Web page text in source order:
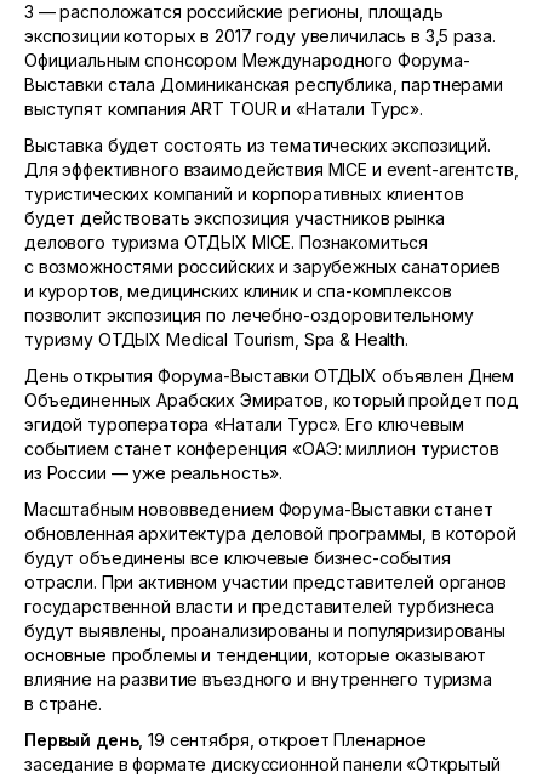
3 — расположатся российские регионы, площадь
экспозиции которых в 2017 году увеличилась в 3,5 раза.
Официальным спонсором Международного Форума-
Выставки стала Доминиканская республика, партнерами
выступят компания ART TOUR и «Натали Турс».
Выставка будет состоять из тематических экспозиций.
Для эффективного взаимодействия MICE и event-агентств,
туристических компаний и корпоративных клиентов
будет действовать экспозиция участников рынка
делового туризма ОТДЫХ MICE. Познакомиться
с возможностями российских и зарубежных санаториев
и курортов, медицинских клиник и спа-комплексов
позволит экспозиция по лечебно-оздоровительному
туризму ОТДЫХ Medical Tourism, Spa & Health.
День открытия Форума-Выставки ОТДЫХ объявлен Днем
Объединенных Арабских Эмиратов, который пройдет под
эгидой туроператора «Натали Турс». Его ключевым
событием станет конференция «ОАЭ: миллион туристов
из России — уже реальность».
Масштабным нововведением Форума-Выставки станет
обновленная архитектура деловой программы, в которой
будут объединены все ключевые бизнес-события
отрасли. При активном участии представителей органов
государственной власти и представителей турбизнеса
будут выявлены, проанализированы и популяризированы
основные проблемы и тенденции, которые оказывают
влияние на развитие въездного и внутреннего туризма
в стране.
Первый день, 19 сентября, откроет Пленарное
заседание в формате дискуссионной панели «Открытый